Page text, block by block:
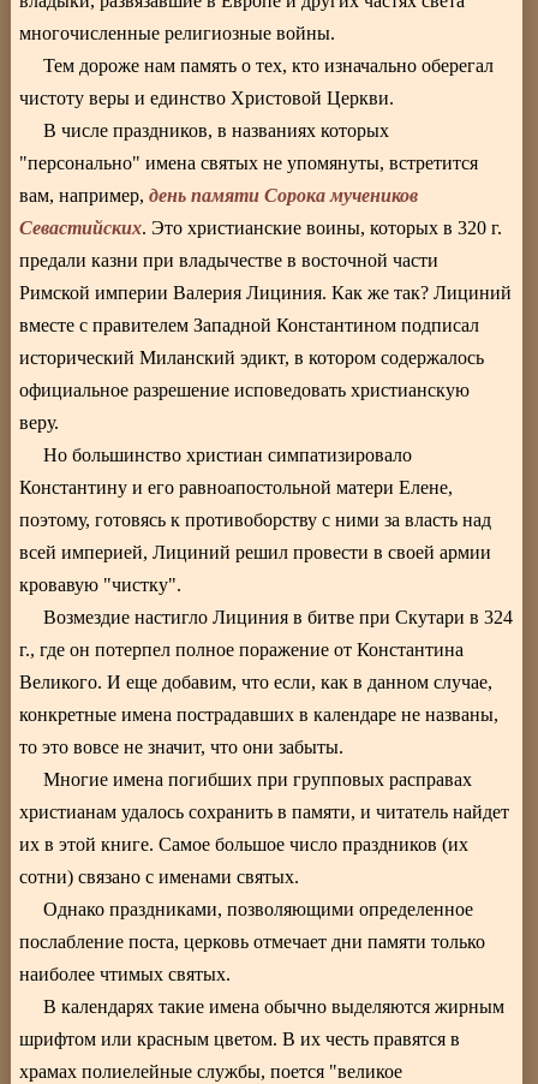
многочисленные религиозные войны.
Тем дороже нам память о тех, кто изначально оберегал
чистоту веры и единство Христовой Церкви.
В числе праздников, в названиях которых
"персонально" имена святых не упомянуты, встретится
вам, например,день памяти Сорока мучеников
Севастийских. Это христианские воины, которых в 320 г.
предали казни при владычестве в восточной части
Римской империи Валерия Лициния. Как же так? Лициний
вместе с правителем Западной Константином подписал
исторический Миланский эдикт, в котором содержалось
официальное разрешение исповедовать христианскую
веру.
Но большинство христиан симпатизировало
Константину и его равноапостольной матери Елене,
поэтому, готовясь к противоборству с ними за власть над
всей империей, Лициний решил провести в своей армии
кровавую "чистку".
Возмездие настигло Лициния в битве при Скутари в 324
г., где он потерпел полное поражение от Константина
Великого. И еще добавим, что если, как в данном случае,
конкретные имена пострадавших в календаре не названы,
то это вовсе не значит, что они забыты.
Многие имена погибших при групповых расправах
христианам удалось сохранить в памяти, и читатель найдет
их в этой книге. Самое большое число праздников (их
сотни) связано с именами святых.
Однако праздниками, позволяющими определенное
послабление поста, церковь отмечает дни памяти только
наиболее чтимых святых.
В календарях такие имена обычно выделяются жирным
шрифтом или красным цветом. В их честь правятся в
храмах полиелейные службы, поется "великое